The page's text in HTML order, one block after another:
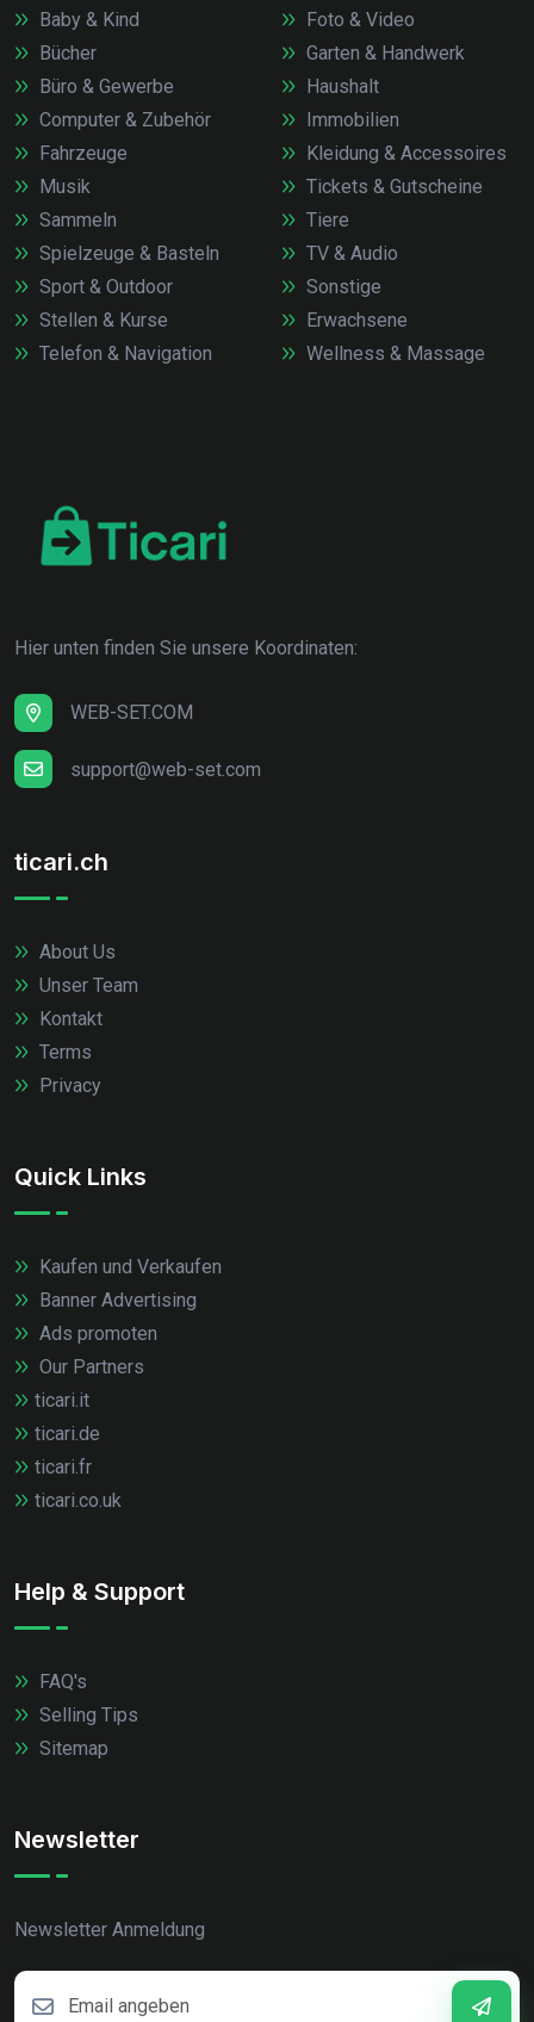
Baby & Kind
Bücher
Büro & Gewerbe
Computer & Zubehör
Fahrzeuge
Foto & Video
Garten & Handwerk
Haushalt
Immobilien
Kleidung & Accessoires
Musik
Sammeln
Spielzeuge & Basteln
Sport & Outdoor
Stellen & Kurse
Telefon & Navigation
Tickets & Gutscheine
Tiere
TV & Audio
Sonstige
Erwachsene
Wellness & Massage
Hier unten finden Sie unsere Koordinaten:
WEB-SET.COM
support@web-set.com
ticari.ch
About Us
Unser Team
Kontakt
Terms
Privacy
Quick Links
Kaufen und Verkaufen
Banner Advertising
Ads promoten
Our Partners
ticari.it
ticari.de
ticari.fr
ticari.co.uk
Help & Support
FAQ's
Selling Tips
Sitemap
Newsletter
Newsletter Anmeldung